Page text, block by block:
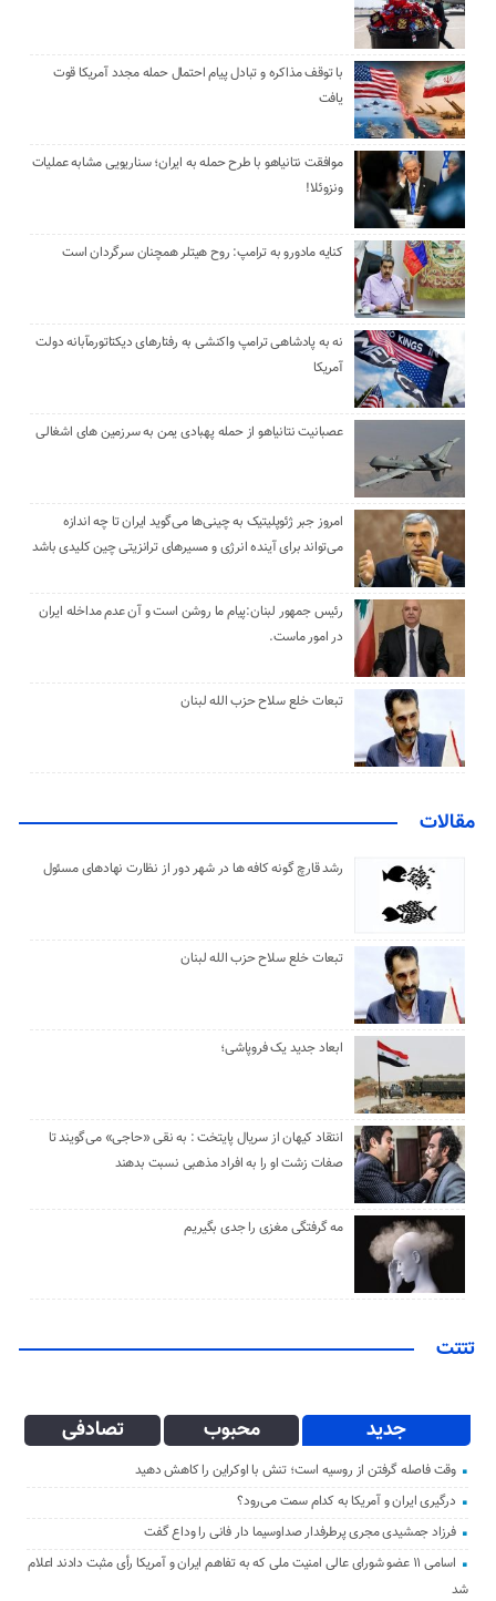
با توقف مذاکره و تبادل پیام احتمال حمله مجدد آمریکا قوت
یافت
موافقت نتانیاهو با طرح حمله به ایران؛ سناریویی مشابه عملیات
ونزوئلا!
کنایه مادورو به ترامپ: روح هیتلر همچنان سرگردان است
نه به پادشاهی ترامپ واکنشی به رفتارهای دیکتاتورمآبانه دولت
آمریکا
عصبانیت نتانیاهو از حمله پهبادی یمن به سرزمین های اشغالی
امروز جبر ژئوپلیتیک به چینی‌ها می‌گوید ایران تا چه اندازه
می‌تواند برای آینده انرژی و مسیرهای ترانزیتی چین کلیدی باشد
رئیس جمهور لبنان:پیام ما روشن است و آن عدم مداخله ایران
در امور ماست.
تبعات خلع سلاح حزب الله لبنان
مقالات
رشد قارچ گونه کافه ها در شهر دور از نظارت نهادهای مسئول
تبعات خلع سلاح حزب الله لبنان
ابعاد جدید یک فروپاشی؛
انتقاد کیهان از سریال پایتخت : به نقی «حاجی» می‌گویند تا
صفات زشت او را به افراد مذهبی نسبت بدهند
مه گرفتگی مغزی را جدی بگیریم
تتتت
جدید محبوب تصادفی
وقت فاصله گرفتن از روسیه است؛ تنش با اوکراین را کاهش دهید
درگیری ایران و آمریکا به کدام سمت می‌رود؟
فرزاد جمشیدی مجری پرطرفدار صداوسیما دار فانی را وداع گفت
اسامی ۱۱ عضو شورای عالی امنیت ملی که به تفاهم ایران و آمریکا رأی مثبت دادند اعلام
شد